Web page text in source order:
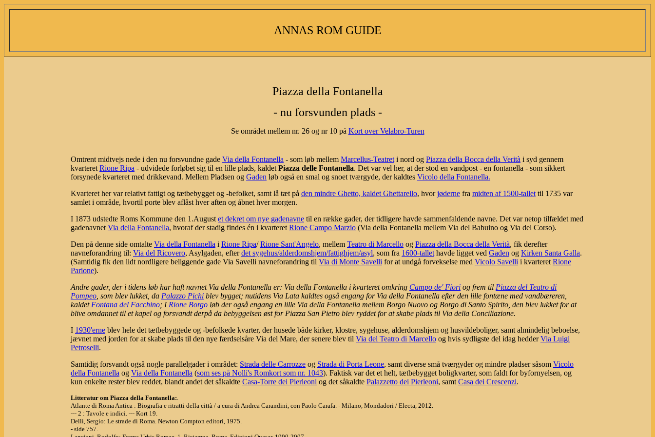
ANNAS ROM GUIDE
Piazza della Fontanella
- nu forsvunden plads -
Se området mellem nr. 26 og nr 10 på Kort over Velabro-Turen
Omtrent midtvejs nede i den nu forsvundne gade Via della Fontanella - som løb mellem Marcellus-Teatret i nord og Piazza della Bocca della Verità i syd gennem
kvarteret Rione Ripa - udvidede forløbet sig til en lille plads, kaldet Piazza delle Fontanella. Det var vel her, at der stod en vandpost - en fontanella - som sikkert
forsynede kvarteret med drikkevand. Mellem Pladsen og Gaden løb også en smal og snoet tværgyde, der kaldtes Vicolo della Fontanella.
Kvarteret her var relativt fattigt og tætbebygget og -befolket, samt lå tæt på den mindre Ghetto, kaldet Ghettarello, hvorjøderne fra midten af 1500-tallet til 1735 var
samlet i område, hvortil porte blev aflåst hver aften og åbnet hver morgen.
I 1873 udstedte Roms Kommune den 1.August et dekret om nye gadenavne til en række gader, der tidligere havde sammenfaldende navne. Det var netop tilfældet med
gadenavnet Via della Fontanella, hvoraf der stadig findes én i kvarteret Rione Campo Marzio (Via della Fontanella mellem Via del Babuino og Via del Corso).
Den på denne side omtalte Via della Fontanella i Rione Ripa/Rione Sant'Angelo, mellem Teatro di Marcello og Piazza della Bocca della Verità, fik derefter
navneforandring til: Via del Ricovero, Asylgaden, efterdet sygehus/alderdomshjem/fattighjem/asyl, som fra 1600-tallet havde ligget ved Gaden og Kirken Santa Galla.
(Samtidig fik den lidt nordligere beliggende gade Via Savelli navneforandring til Via di Monte Savelli for at undgå forvekselse med Vicolo Savelli i kvarteret Rione
Parione).
Andre gader, der i tidens løb har haft navnet Via della Fontanella er: Via della Fontanella i kvarteret omkring Campo de' Fiori og frem til Piazza del Teatro di
Pompeo , som blev lukket, da Palazzo Pichi blev bygget; nutidens Via Lata kaldtes også engang for Via della Fontanella efter den lille fontæne med vandbæreren,
kaldet Fontana del Facchino; I Rione Borgo løb der også engang en lille Via della Fontanella mellem Borgo Nuovo og Borgo di Santo Spirito, den blev lukket for at
blive omdannet til et kapel og forsvandt derpå da bebyggelsen øst for Piazza San Pietro blev ryddet for at skabe plads til Via della Conciliazione.
I 1930'erne blev hele det tætbebyggede og -befolkede kvarter, der husede både kirker, klostre, sygehuse, alderdomshjem og husvildeboliger, samt almindelig beboelse,
jævnet med jorden for at skabe plads til den nye færdselsåre Via del Mare, der senere blev til Via del Teatro di Marcello og hvis sydligste del idag hedderVia Luigi
Petroselli.
Samtidig forsvandt også nogle parallelgader i området: Strada delle Carrozze og Strada di Porta Leone, samt diverse små tværgyder og mindre pladser såsom Vicolo
della Fontanella og Via della Fontanella (som ses på Nolli's Romkort som nr. 1043). Faktisk var det et helt, tætbebygget boligkvarter, som faldt for byfornyelsen, og
kun enkelte rester blev reddet, blandt andet det såkaldte Casa-Torre dei Pierleoni og det såkaldte Palazzetto dei Pierleoni, samt Casa dei Crescenzi.
Litteratur om Piazza della Fontanella:.
Atlante di Roma Antica : Biografia e ritratti della città / a cura di Andrea Carandini, con Paolo Carafa. - Milano, Mondadori / Electa, 2012.
--- 2 : Tavole e indici. --- Kort 19.
Delli, Sergio: Le strade di Roma. Newton Compton editori, 1975.
- side 757.